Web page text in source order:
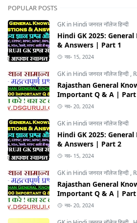
POPULAR POSTS
GK in Hindi जनरल नॉलेज हिन्दी
Hindi GK 2025:
& Answers | Part 1
नव॰ 15, 2024
GK in Hindi जनरल नॉलेज हिन्दी ,
Rajasthan General
Important Q & A | Part
नव॰ 20, 2024
GK in Hindi जनरल नॉलेज हिन्दी
Hindi GK 2025:
& Answers | Part 2
नव॰ 15, 2024
GK in Hindi जनरल नॉलेज हिन्दी ,
Rajasthan General
Important Q & A | Part
नव॰ 20, 2024